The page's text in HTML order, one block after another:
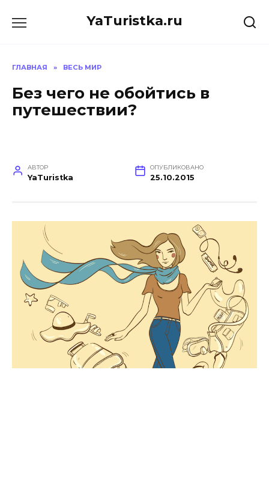
YaTuristka.ru
ГЛАВНАЯ » ВЕСЬ МИР
Без чего не обойтись в
путешествии?
АВТОР
YaTuristka
ОПУБЛИКОВАНО
25.10.2015